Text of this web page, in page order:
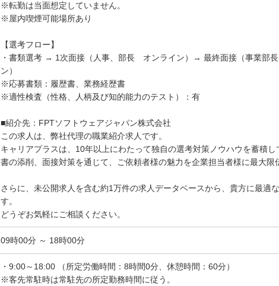
※転勤は当面想定していません。
※屋内喫煙可能場所あり
【選考フロー】
・書類選考 → 1次面接（人事、部長 オンライン）→ 最終面接（事業部
ン）
※応募書類：履歴書、業務経歴書
※適性検査（性格、人柄及び知的能力のテスト）：有
■紹介先：FPTソフトウェアジャパン株式会社
この求人は、弊社代理の職業紹介求人です。
キャリアプラスは、10年以上にわたって独自の選考対策ノウハウを蓄積
書の添削、面接対策を通じて、ご依頼者様の魅力を企業担当者様に最大
さらに、未公開求人を含む約1万件の求人データベースから、貴方に最適
す。
どうぞお気軽にご相談ください。
09時00分 ～ 18時00分
・9:00～18:00 （所定労働時間：8時間0分、休憩時間：60分）
※客先常駐時は常駐先の所定勤務時間に従う。